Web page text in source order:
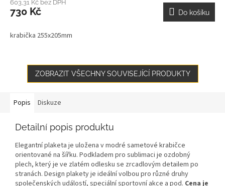
603,31 Kč bez DPH
730 Kč Do košíku
krabička 255x205mm
ZOBRAZIT VŠECHNY SOUVISEJÍCÍ PRODUKTY
Popis Diskuze
Detailní popis produktu
Elegantní plaketa je uložena v modré sametové krabičce
orientované na šířku. Podkladem pro sublimaci je ozdobný
plech, který je ve zlatém odlesku se zrcadlovým detailem po
stranách. Design plakety je ideální volbou pro různé druhy
společenských událostí, speciální sportovní akce a pod. Cena je